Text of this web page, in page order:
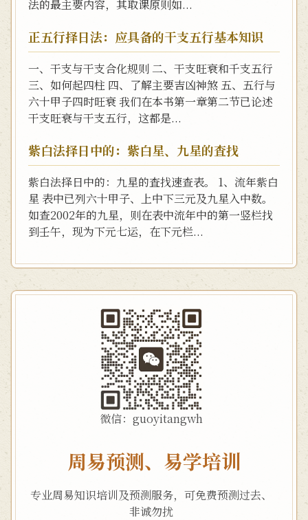
法的最主要内容，其取课原则如...
正五行择日法：应具备的干支五行基本知识
一、干支与干支合化规则 二、干支旺衰和千支五行
三、如何起四柱 四、了解主要吉凶神煞 五、五行与
六十甲子四时旺衰 我们在本书第一章第二节已论述
干支旺衰与干支五行，这都是...
紫白法择日中的：紫白星、九星的査找
紫白法择日中的：九星的査找速查表。 1、流年紫白
星 表中已列六十甲子、上中下三元及九星入中数。
如查2002年的九星，则在表中流年中的第一竖栏找
到壬午，现为下元七运，在下元栏...
微信：guoyitangwh
周易预测、易学培训
专业周易知识培训及预测服务，可免费预测过去、
非诚勿扰